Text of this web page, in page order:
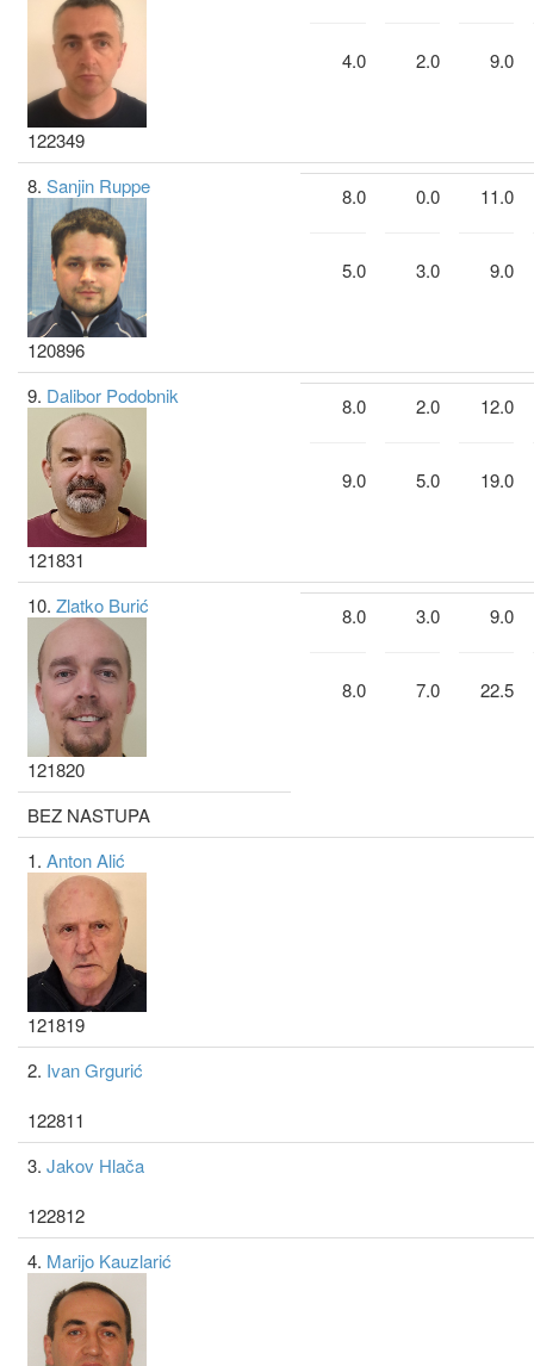
122349
4.0 2.0 9.0
8. Sanjin Ruppe
120896
8.0
5.0
0.0
3.0
11.0
9.0
9. Dalibor Podobnik
121831
8.0
9.0
2.0
5.0
12.0
19.0
10. Zlatko Burić
121820
8.0
8.0
3.0
7.0
9.0
22.5
BEZ NASTUPA
1. Anton Alić
121819
2. Ivan Grgurić
122811
3. Jakov Hlača
122812
4. Marijo Kauzlarić